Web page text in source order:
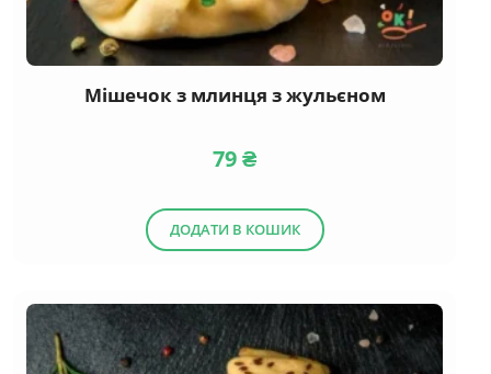
Мішечок з млинця з жульєном
79₴
ДОДАТИ В КОШИК